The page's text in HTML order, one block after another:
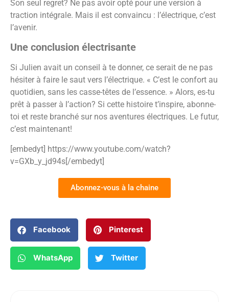
Son seul regret? Ne pas avoir opté pour une version à
traction intégrale. Mais il est convaincu : l’électrique, c’est
l’avenir.
Une conclusion électrisante
Si Julien avait un conseil à te donner, ce serait de ne pas
hésiter à faire le saut vers l’électrique. « C’est le confort au
quotidien, sans les casse-têtes de l’essence. » Alors, es-tu
prêt à passer à l’action? Si cette histoire t’inspire, abonne-
toi et reste branché sur nos aventures électriques. Le futur,
c’est maintenant!
[embedyt] https://www.youtube.com/watch?
v=GXb_y_jd94s[/embedyt]
Abonnez-vous à la chaine
Facebook Pinterest
WhatsApp Twitter